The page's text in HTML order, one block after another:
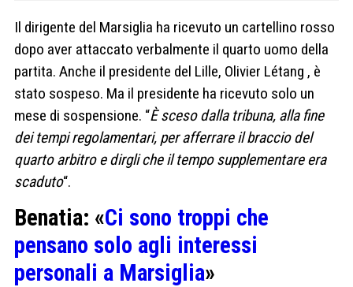
Il dirigente del Marsiglia ha ricevuto un cartellino rosso
dopo aver attaccato verbalmente il quarto uomo della
partita. Anche il presidente del Lille, Olivier Létang , è
stato sospeso. Ma il presidente ha ricevuto solo un
mese di sospensione. “È sceso dalla tribuna, alla fine
dei tempi regolamentari, per afferrare il braccio del
quarto arbitro e dirgli che il tempo supplementare era
scaduto“.
Benatia: «Ci sono troppi che
pensano solo agli interessi
personali a Marsiglia»